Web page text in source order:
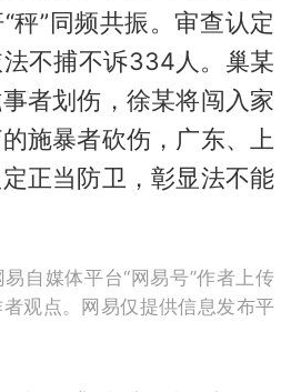
秤”同频共振。审查认定
法不捕不诉334人。巢某
者划伤，徐某将闯入家
施暴者砍伤，广东、上
正当防卫，彰显法不能
自媒体平台“网易号”作者上传
观点。网易仅提供信息发布平